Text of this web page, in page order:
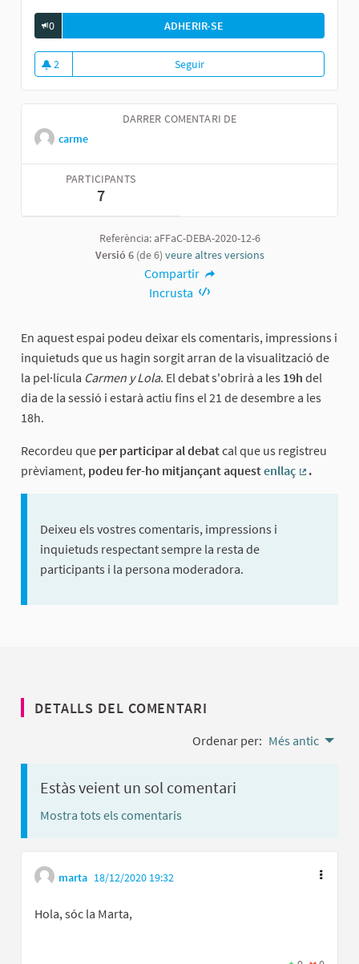
0 ADHERIR-SE
2
2 seguidores
SeguirFòrum general de debat sobre
DARRER COMENTARI DE
carme
PARTICIPANTS
7
Referència: aFFaC-DEBA-2020-12-6
Versió 6(de 6) veure altres versions
Compartir
Incrusta
En aquest espai podeu deixar els comentaris, impressions i
inquietuds que us hagin sorgit arran de la visualització de
la pel·lícula Carmen y Lola. El debat s'obrirà a les 19h del
dia de la sessió i estarà actiu fins el 21 de desembre a les
18h.
Recordeu que per participar al debatcal que us registreu
prèviament, podeu fer-ho mitjançant aquestenllaç
.
Deixeu els vostres comentaris, impressions i
inquietuds respectant sempre la resta de
participants i la persona moderadora.
DETALLS DEL COMENTARI
Ordenar per: Més antic
Estàs veient un sol comentari
Mostra tots els comentaris
marta 18/12/2020 19:32
Hola, sóc la Marta,